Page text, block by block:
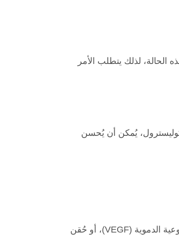
لذلك يتطلب الأمر
يُمكن أن يُحسن
حَقن الأدوية داخل العين لتقليل نمو الأوعية الدموية غير الطبيعية وتسرب السوائل، وتُسمى هذه الأدوية بمضادات عوامل نمو الأوعية الدموية (VEGF)، أو حُقن